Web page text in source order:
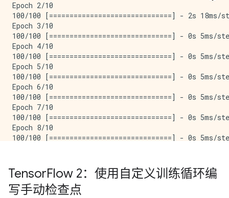
Epoch 2/10
100/100 [==============================] - 2s
Epoch 3/10
100/100 [==============================] - 0s
Epoch 4/10
100/100 [==============================] - 0s
Epoch 5/10
100/100 [==============================] - 0s
Epoch 6/10
100/100 [==============================] - 0s
Epoch 7/10
100/100 [==============================] - 0s
Epoch 8/10
100/100 [==============================] - 0s
Epoch 10/10
100/100 [==============================] - 0s
TensorFlow 2：使用自定义训练循环编
写手动检查点